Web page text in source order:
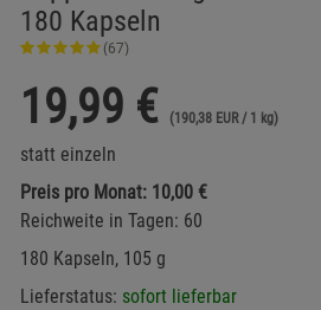
180 Kapseln
(67)
19,99 € (190,38 EUR / 1 kg)
statt einzeln
Preis pro Monat: 10,00 €
Reichweite in Tagen: 60
180 Kapseln, 105 g
Lieferstatus: sofort lieferbar